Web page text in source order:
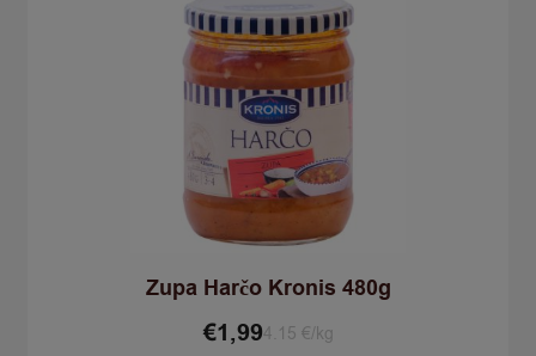
Zupa Harčo Kronis 480g
€1,994.15 €/kg